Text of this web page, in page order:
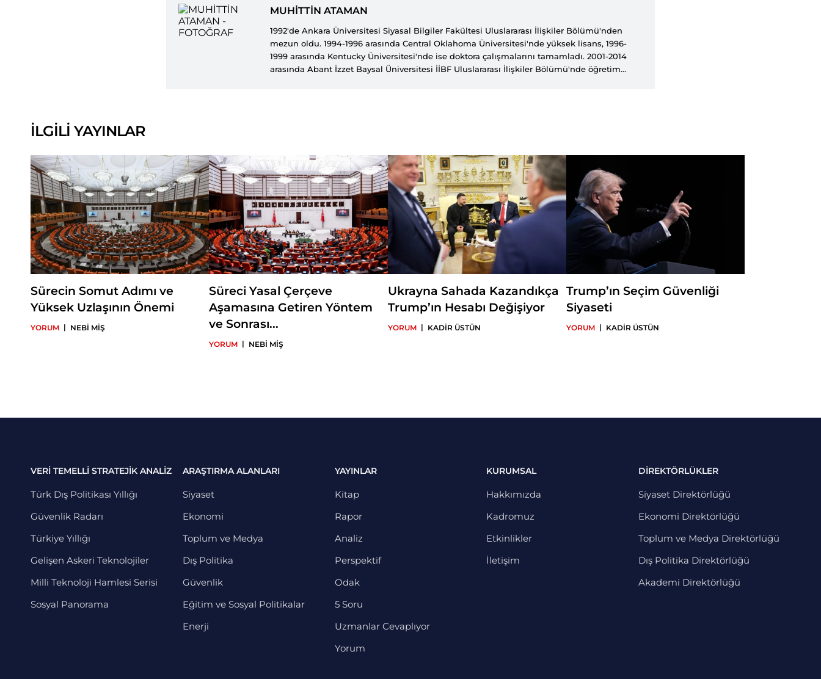
MUHİTTİN ATAMAN
1992'de Ankara Üniversitesi Siyasal Bilgiler Fakültesi Uluslararası İlişkiler Bölümü'nden
mezun oldu. 1994-1996 arasında Central Oklahoma Üniversitesi'nde yüksek lisans, 1996-
1999 arasında Kentucky Üniversitesi'nde ise doktora çalışmalarını tamamladı. 2001-2014
arasında Abant İzzet Baysal Üniversitesi İİBF Uluslararası İlişkiler Bölümü'nde öğretim
yayımlanan Insight Turkey dergisi editörlüğü görevlerini de yürütmektedir. Ortadoğu
siyaseti ve Türkiye dış politikası konularında yurt içi ve yurt dışında yayımlanan pek çok
Türkçe ve İngilizce dergiye ve derleme kitaba makaleleriyle katkıda bulunan Ataman,
Dünya Çatışma Bölgeleri I-II, Türk Dış Politikası Yıllığı 2009 ve Küresel Güç ve Refah adlı
kitaplar ile Ortadoğu Yıllığı Dergisi'nin editörlerindendir. Daha çok Türk dış politikası ve
Ortadoğu siyaseti konularında özellikle de Körfez ülkeleri hakkında akademik çalışmalar
yapmaktadır.
İLGİLİ YAYINLAR
Sürecin Somut Adımı ve
Yüksek Uzlaşının Önemi
YORUM | NEBİ MİŞ
Süreci Yasal Çerçeve
Aşamasına Getiren Yöntem
ve Sonrası...
YORUM | NEBİ MİŞ
Ukrayna Sahada Kazandıkça
Trump’ın Hesabı Değişiyor
YORUM | KADİR ÜSTÜN
Trump’ın Seçim Güvenliği
Siyaseti
YORUM | KADİR ÜSTÜN
VERİ TEMELLİ STRATEJİK ANALİZ
Türk Dış Politikası Yıllığı
Güvenlik Radarı
Türkiye Yıllığı
Gelişen Askeri Teknolojiler
Milli Teknoloji Hamlesi Serisi
Sosyal Panorama
ARAŞTIRMA ALANLARI
Siyaset
Ekonomi
Toplum ve Medya
Dış Politika
Güvenlik
Eğitim ve Sosyal Politikalar
Enerji
YAYINLAR
Kitap
Rapor
Analiz
Perspektif
Odak
5 Soru
Uzmanlar Cevaplıyor
Yorum
KURUMSAL
Hakkımızda
Kadromuz
Etkinlikler
İletişim
DİREKTÖRLÜKLER
Siyaset Direktörlüğü
Ekonomi Direktörlüğü
Toplum ve Medya Direktörlüğü
Dış Politika Direktörlüğü
Akademi Direktörlüğü